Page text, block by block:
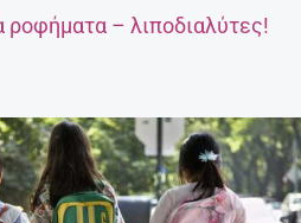
ροφήματα – λιποδιαλύτες!